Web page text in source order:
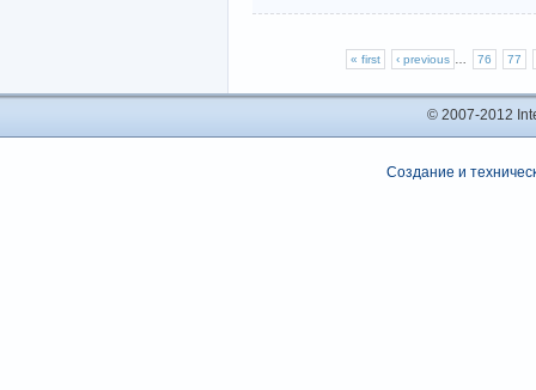
« first ‹ previous 76 77
© 2007-2012
Создание и